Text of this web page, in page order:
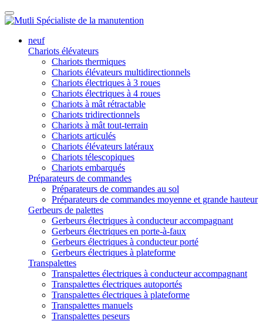
neuf
Chariots élévateurs
Chariots thermiques
Chariots élévateurs multidirectionnels
Chariots électriques à 3 roues
Chariots électriques à 4 roues
Chariots à mât rétractable
Chariots tridirectionnels
Chariots à mât tout-terrain
Chariots articulés
Chariots élévateurs latéraux
Chariots télescopiques
Chariots embarqués
Préparateurs de commandes
Préparateurs de commandes au sol
Préparateurs de commandes moyenne et grande hauteur
Gerbeurs de palettes
Gerbeurs électriques à conducteur accompagnant
Gerbeurs électriques en porte-à-faux
Gerbeurs électriques à conducteur porté
Gerbeurs électriques à plateforme
Transpalettes
Transpalettes électriques à conducteur accompagnant
Transpalettes électriques autoportés
Transpalettes électriques à plateforme
Transpalettes manuels
Transpalettes peseurs